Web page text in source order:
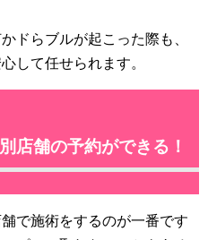
ドらブルが起こった際も、
して任せられます。
店舗の予約ができる！
で施術をするのが一番です